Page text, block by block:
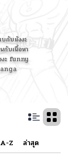
กับมังงะ
กับเนื้อหา
งะ funny
A-Z ล่าสุด